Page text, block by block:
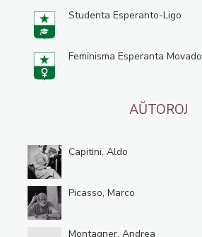
Studenta Esperanto-Ligo
Feminisma Esperanta Movado
AŬTOROJ
Capitini, Aldo
Picasso, Marco
Montagner, Andrea